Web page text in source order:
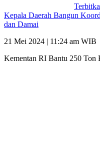
Kepala Daerah Bangun
dan Damai
21 Mei 2024 | 11:24 am WIB
Kementan RI Bantu 250 Ton